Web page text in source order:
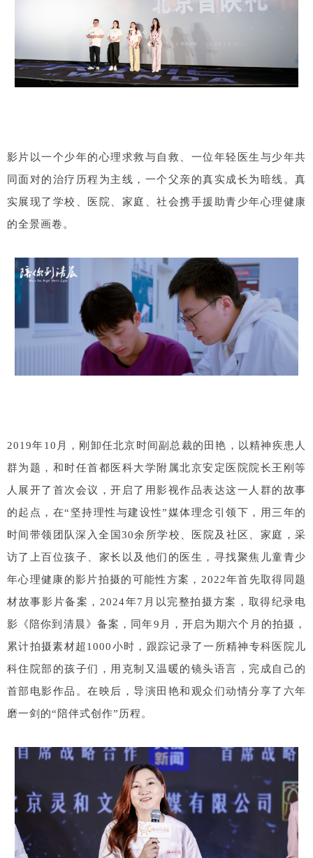
影片以一个少年的心理求救与自救、一位年轻医生与少年共
同面对的治疗历程为主线，一个父亲的真实成长为暗线。真
实展现了学校、医院、家庭、社会携手援助青少年心理健康
的全景画卷。
2019年10月，刚卸任北京时间副总裁的田艳，以精神疾患人
群为题，和时任首都医科大学附属北京安定医院院长王刚等
人展开了首次会议，开启了用影视作品表达这一人群的故事
的起点，在“坚持理性与建设性”媒体理念引领下，用三年的
时间带领团队深入全国30余所学校、医院及社区、家庭，采
访了上百位孩子、家长以及他们的医生，寻找聚焦儿童青少
年心理健康的影片拍摄的可能性方案，2022年首先取得同题
材故事影片备案，2024年7月以完整拍摄方案，取得纪录电
影《陪你到清晨》备案，同年9月，开启为期六个月的拍摄，
累计拍摄素材超1000小时，跟踪记录了一所精神专科医院儿
科住院部的孩子们，用克制又温暖的镜头语言，完成自己的
首部电影作品。在映后，导演田艳和观众们动情分享了六年
磨一剑的“陪伴式创作”历程。